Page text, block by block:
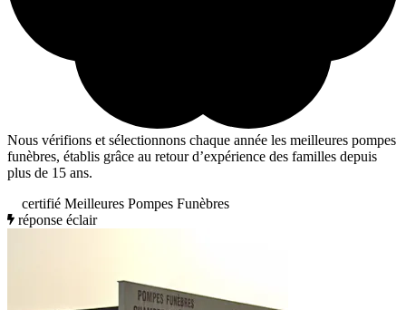
Nous vérifions et sélectionnons chaque année les meilleures pompes
funèbres, établis grâce au retour d’expérience des familles depuis
plus de 15 ans.
certifié Meilleures Pompes Funèbres
réponse éclair